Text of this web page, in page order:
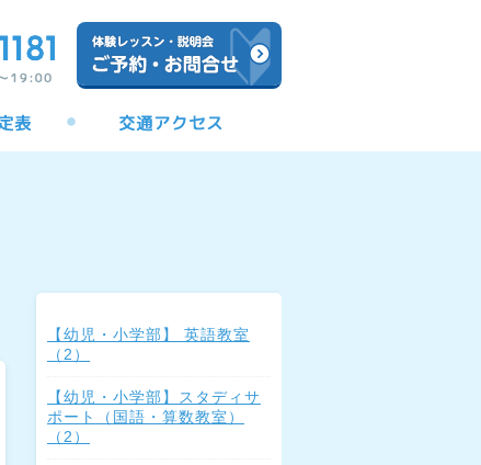
【幼児・小学部】 英語教室
（2）
【幼児・小学部】スタディサ
ポート（国語・算数教室）
（2）